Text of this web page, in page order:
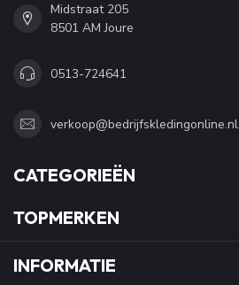
Midstraat 205
8501 AM Joure
0513-724641
verkoop@bedrijfskledingonline.nl
CATEGORIEËN
TOPMERKEN
INFORMATIE